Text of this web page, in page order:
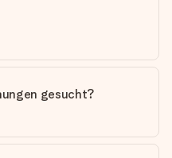
gesucht?